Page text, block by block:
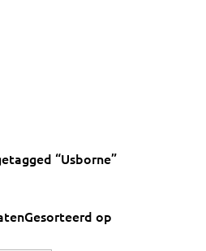
“Usborne”
Gesorteerd op